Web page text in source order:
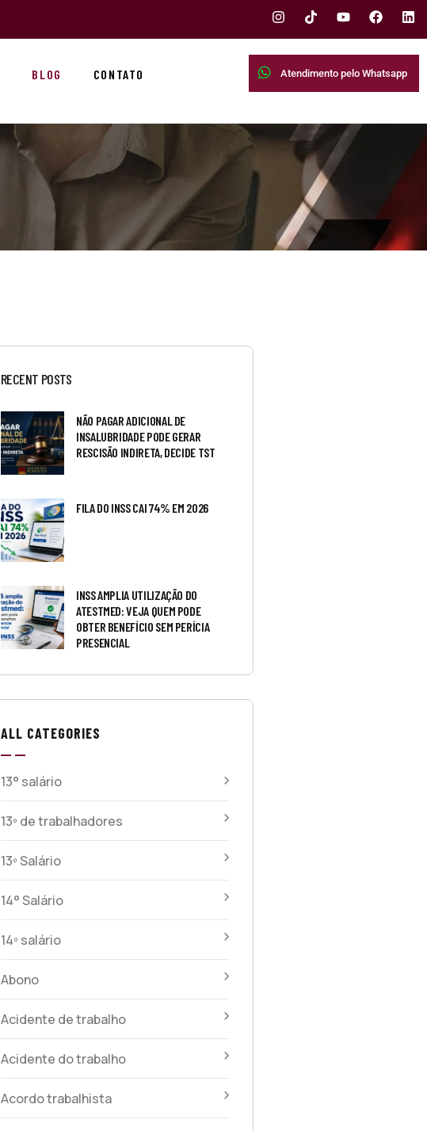
BLOG CONTATO Atendimento pelo Whatsapp
RECENT POSTS
NÃO PAGAR ADICIONAL DE
INSALUBRIDADE PODE GERAR
RESCISÃO INDIRETA, DECIDE TST
FILA DO INSS CAI 74% EM 2026
INSS AMPLIA UTILIZAÇÃO DO
ATESTMED: VEJA QUEM PODE
OBTER BENEFÍCIO SEM PERÍCIA
PRESENCIAL
ALL CATEGORIES
13° salário
13º de trabalhadores
13º Salário
14° Salário
14º salário
Abono
Acidente de trabalho
Acidente do trabalho
Acordo trabalhista